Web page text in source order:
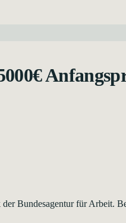
Bundesagentur für Arbeit.